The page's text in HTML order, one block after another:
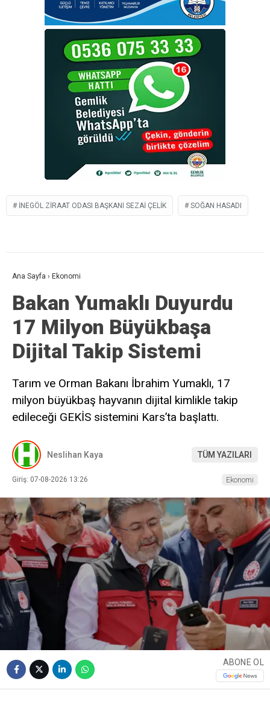
İNEGÖL ZIRAAT ODASI BAŞKANI SEZAI ÇELIK SOĞAN HASADI
Ana Sayfa › Ekonomi
Bakan Yumaklı Duyurdu
17 Milyon Büyükbaşa
Dijital Takip Sistemi
Tarım ve Orman Bakanı İbrahim Yumaklı, 17
milyon büyükbaş hayvanın dijital kimlikle takip
edileceği GEKİS sistemini Kars’ta başlattı.
Neslihan Kaya TÜM YAZILARI
Giriş: 07-08-2026 13:26 Ekonomi
ABONE OL